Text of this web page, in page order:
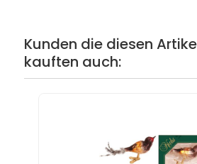
Kunden die diesen
kauften auch: